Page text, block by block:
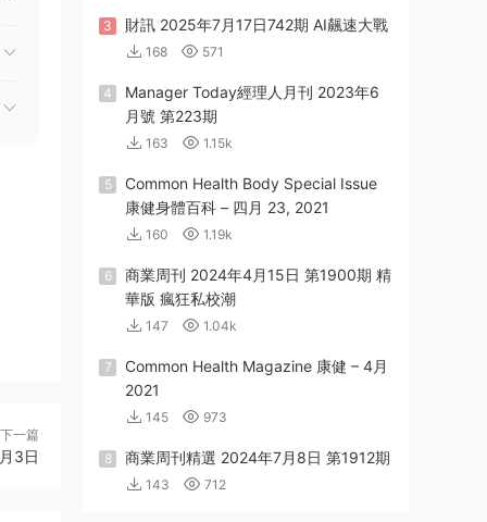
下一篇
3日
3 財訊 2025年7月17日742期 AI飆速大戰
168 571
4
Manager Today經理人月刊 2023年6
月號 第223期
163 1.15k
5
Common Health Body Special Issue
康健身體百科 – 四月 23, 2021
160 1.19k
6
商業周刊 2024年4月15日 第1900期 精
華版 瘋狂私校潮
147 1.04k
7
Common Health Magazine 康健 – 4月
2021
145 973
8 商業周刊精選 2024年7月8日 第1912期
143 712